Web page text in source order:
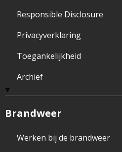
Responsible Disclosure
Privacyverklaring
Toegankelijkheid
Archief
Brandweer
Werken bij de brandweer